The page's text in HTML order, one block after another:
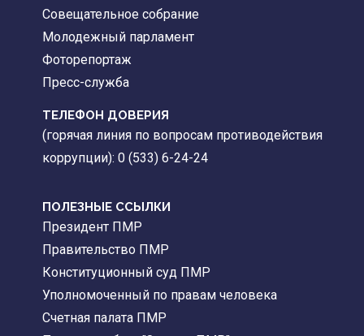
Совещательное собрание
Молодежный парламент
Фоторепортаж
Пресс-служба
ТЕЛЕФОН ДОВЕРИЯ
(горячая линия по вопросам противодействия
коррупции): 0 (533) 6-24-24
ПОЛЕЗНЫЕ ССЫЛКИ
Президент ПМР
Правительство ПМР
Конституционный суд ПМР
Уполномоченный по правам человека
Счетная палата ПМР